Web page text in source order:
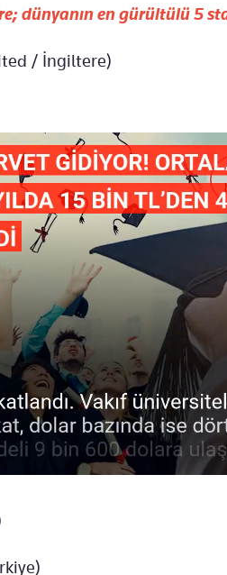
dünyanın en gürültülü 5
/ İngiltere)